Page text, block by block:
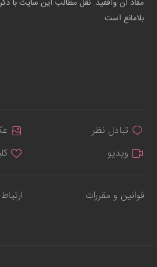
مفاد آن واقفید. نقل مطالب این سایت با
بلامانع است
تبادل نظر
ویدیو
قوانین و مقررات